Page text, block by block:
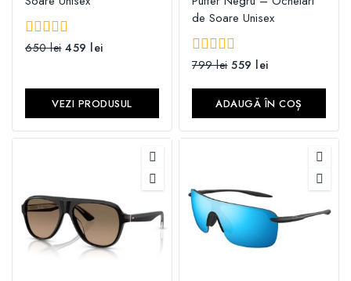
0
650lei 459 lei
VEZI PRODUSUL
de Soare Unisex
0
5
799lei 559 lei
ADAUGĂ ÎN COȘ